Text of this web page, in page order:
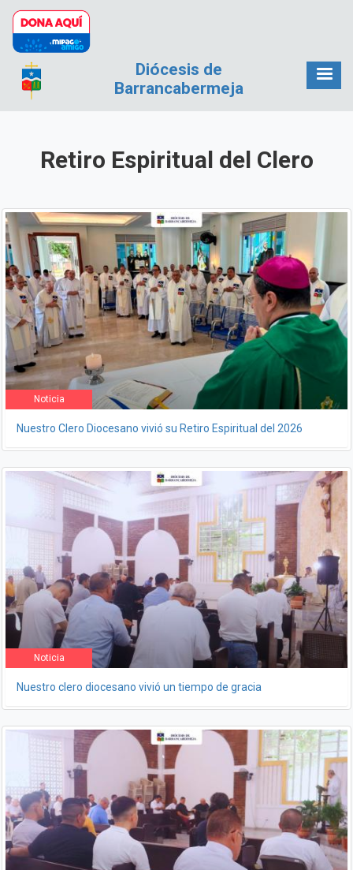
Pasar al contenido principal
Diócesis de
Barrancabermeja
Retiro Espiritual del Clero
Noticia
Nuestro Clero Diocesano vivió su Retiro Espiritual del 2026
Noticia
Nuestro clero diocesano vivió un tiempo de gracia